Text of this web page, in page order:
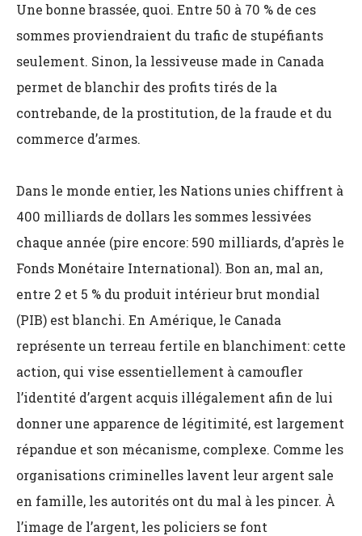
Une bonne brassée, quoi. Entre 50 à 70 % de ces
sommes proviendraient du trafic de stupéfiants
seulement. Sinon, la lessiveuse made in Canada
permet de blanchir des profits tirés de la
contrebande, de la prostitution, de la fraude et du
commerce d’armes.
Dans le monde entier, les Nations unies chiffrent à
400 milliards de dollars les sommes lessivées
chaque année (pire encore: 590 milliards, d’après le
Fonds Monétaire International). Bon an, mal an,
entre 2 et 5 % du produit intérieur brut mondial
(PIB) est blanchi. En Amérique, le Canada
représente un terreau fertile en blanchiment: cette
action, qui vise essentiellement à camoufler
l’identité d’argent acquis illégalement afin de lui
donner une apparence de légitimité, est largement
répandue et son mécanisme, complexe. Comme les
organisations criminelles lavent leur argent sale
en famille, les autorités ont du mal à les pincer. À
l’image de l’argent, les policiers se font